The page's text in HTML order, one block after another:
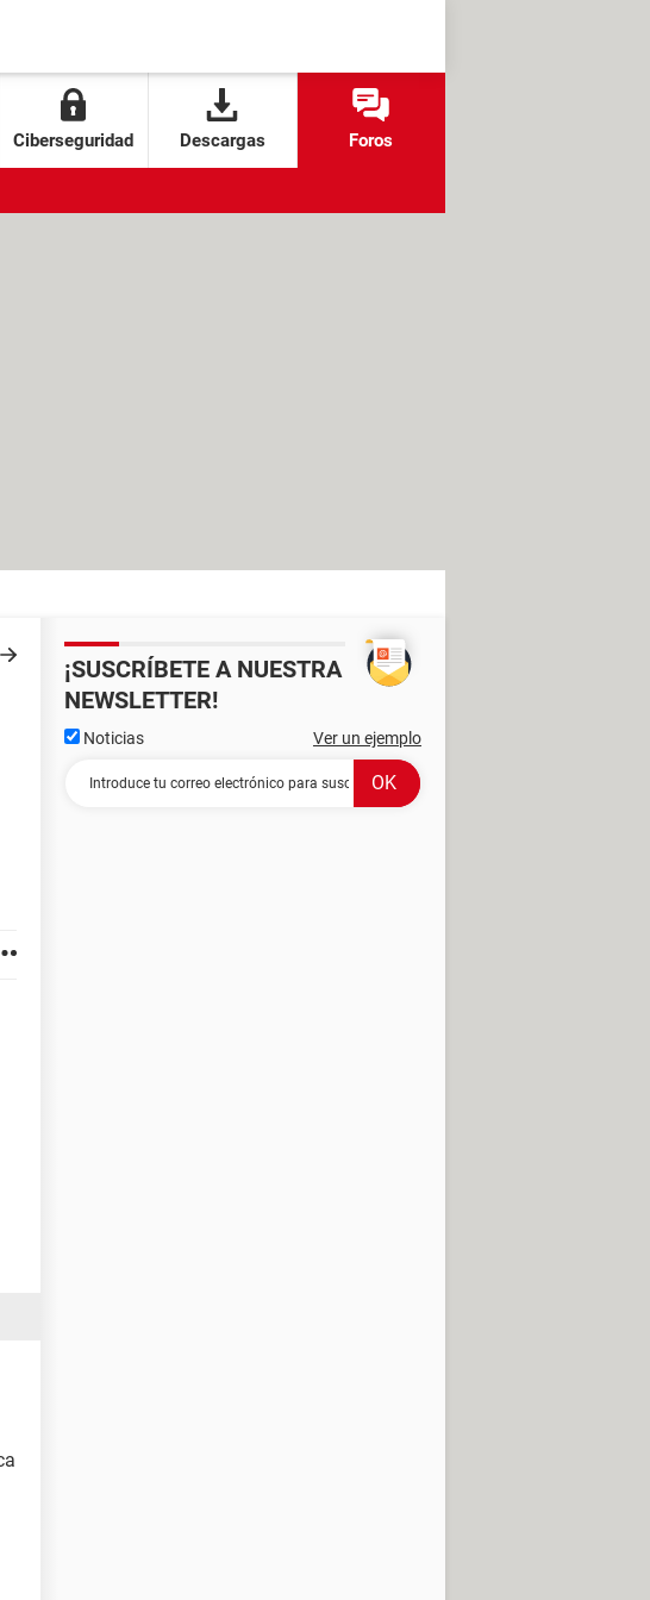
Ciberseguridad Descargas Foros
¡SUSCRÍBETE A NUESTRA
NEWSLETTER!
Noticias Ver un ejemplo